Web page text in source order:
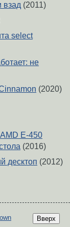
взад (2011)
select
не
(2020)
E-450
(2016)
десктоп (2012)
Вверх